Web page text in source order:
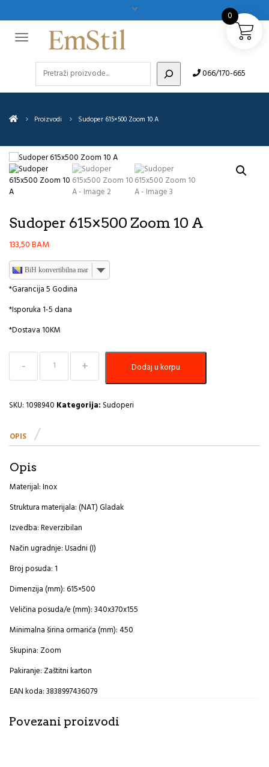
066/170-665
Proizvodi Sudoper 615×500 Zoom 10 A
Sudoper 615×500 Zoom 10 A
133,50BAM
BiH konvertibilna marka
*Garancija 5 Godina
*Isporuka 1-5 dana
*Dostava 10KM
Sudoper
615x500
Zoom
A
Dodaj u korpu
SKU: 1098940 Kategorija: Sudoperi
OPIS
Opis
Materijal: Inox
Struktura materijala: (NAT) Gladak
Izvedba: Reverzibilan
Način ugradnje: Usadni (I)
Broj posuda: 1
Dimenzija (mm): 615×500
Veličina posuda/e (mm): 340x370x155
Minimalna širina ormarića (mm): 450
Skupina: Zoom
Pakiranje: Zaštitni karton
EAN koda: 3838997436079
Povezani proizvodi
0